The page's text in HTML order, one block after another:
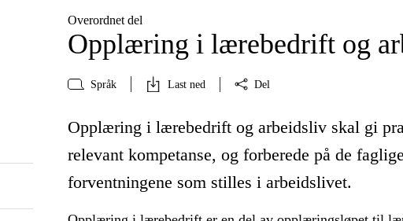
Overordnet del
Opplæring i lærebedrift og
Språk Last ned Del
Opplæring i lærebedrift og arbeidsliv skal gi
relevant kompetanse, og forberede på de
forventningene som stilles i arbeidslivet.